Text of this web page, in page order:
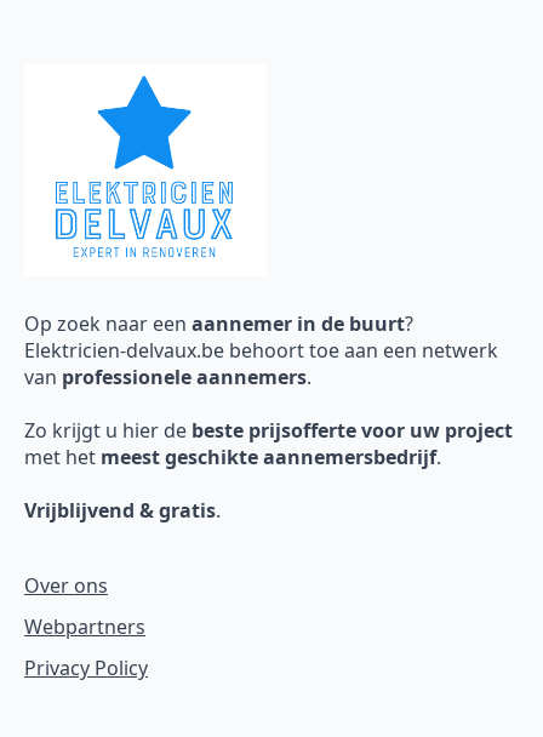
Op zoek naar een aannemer in de buurt?
Elektricien-delvaux.be behoort toe aan een netwerk
van professionele aannemers.
Zo krijgt u hier de beste prijsofferte voor uw project
met het meest geschikte aannemersbedrijf.
Vrijblijvend & gratis.
Over ons
Webpartners
Privacy Policy